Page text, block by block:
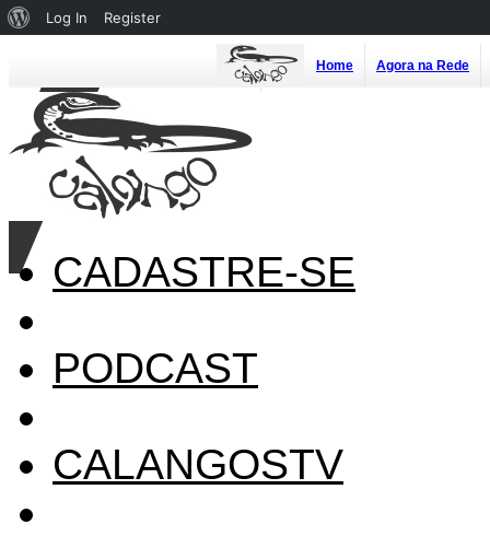
Home Agora na Rede
CADASTRE-SE
PODCAST
CALANGOSTV
About
Log In Register